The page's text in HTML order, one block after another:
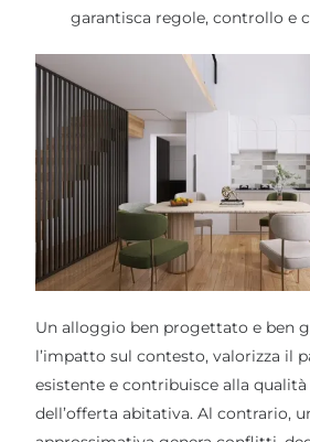
garantisca regole, controllo e
Un alloggio ben progettato e ben
l’impatto sul contesto, valorizza il
esistente e contribuisce alla
dell’offerta abitativa. Al contrario,